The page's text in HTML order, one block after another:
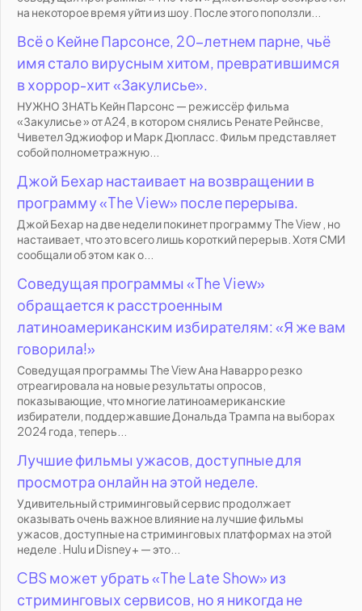
на некоторое время уйти из шоу. После этого поползли...
Всё о Кейне Парсонсе, 20-летнем парне, чьё
имя стало вирусным хитом, превратившимся
в хоррор-хит «Закулисье».
НУЖНО ЗНАТЬ Кейн Парсонс — режиссёр фильма
«Закулисье » от A24, в котором снялись Ренате Рейнсве,
Чиветел Эджиофор и Марк Дюпласс. Фильм представляет
собой полнометражную...
Джой Бехар настаивает на возвращении в
программу «The View» после перерыва.
Джой Бехар на две недели покинет программу The View , но
настаивает, что это всего лишь короткий перерыв. Хотя СМИ
сообщали об этом как о...
Соведущая программы «The View»
обращается к расстроенным
латиноамериканским избирателям: «Я же вам
говорила!»
Соведущая программы The View Ана Наварро резко
отреагировала на новые результаты опросов,
показывающие, что многие латиноамериканские
избиратели, поддержавшие Дональда Трампа на выборах
2024 года, теперь...
Лучшие фильмы ужасов, доступные для
просмотра онлайн на этой неделе.
Удивительный стриминговый сервис продолжает
оказывать очень важное влияние на лучшие фильмы
ужасов, доступные на стриминговых платформах на этой
неделе . Hulu и Disney+ — это...
CBS может убрать «The Late Show» из
стриминговых сервисов, но я никогда не